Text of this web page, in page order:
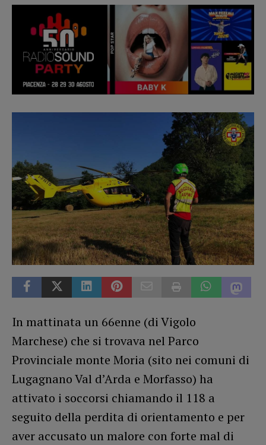
In mattinata un 66enne (di Vigolo
Marchese) che si trovava nel Parco
Provinciale monte Moria (sito nei comuni di
Lugagnano Val d’Arda e Morfasso) ha
attivato i soccorsi chiamando il 118 a
seguito della perdita di orientamento e per
aver accusato un malore con forte mal di